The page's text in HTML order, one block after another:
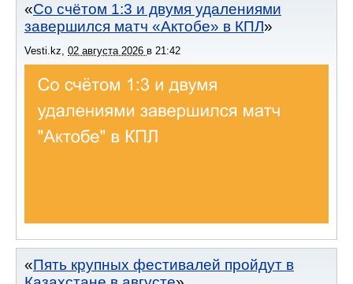
Со счётом 1:3 и двумя удалениями
завершился матч «Актобе» в КПЛ
Vesti.kz, 02 августа 2026 в 21:42
Пять крупных фестивалей пройдут в